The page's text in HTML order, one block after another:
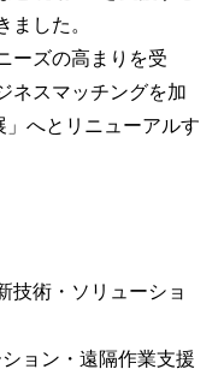
ました。
ーズの高まりを受
ネスマッチングを加
へとリニューアルす
技術・ソリューショ
ョン・遠隔作業支援